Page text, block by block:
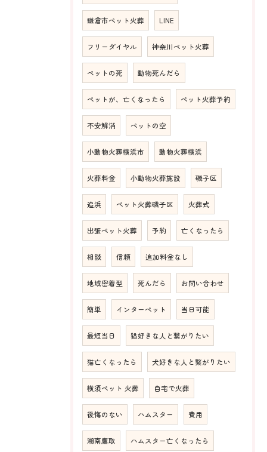
鎌倉市ペット火葬 LINE
フリーダイヤル 神奈川ペット火葬
ペットの死 動物死んだら
ペットが、亡くなったら ペット火葬予約
不安解消 ペットの空
小動物火葬横浜市 動物火葬横浜
火葬料金 小動物火葬施設 磯子区
追浜 ペット火葬磯子区 火葬式
出張ペット火葬 予約 亡くなったら
相談 信頼 追加料金なし
地域密着型 死んだら お問い合わせ
簡単 インターペット 当日可能
最短当日 猫好きな人と繋がりたい
猫亡くなったら 犬好きな人と繋がりたい
横須ペット 火葬 自宅で火葬
後悔のない ハムスター 費用
湘南鷹取 ハムスター亡くなったら